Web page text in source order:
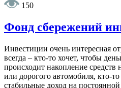
150
Фонд сбережений
Инвестиции очень интересная
всегда – кто-то хочет, чтобы
происходит накопление
или дорогого автомобиля, кто-
стабильные доход на